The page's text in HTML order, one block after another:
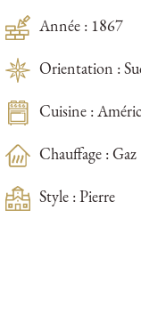
Année : 1867
Orientation :
Cuisine :
Chauffage : Gaz
Style : Pierre